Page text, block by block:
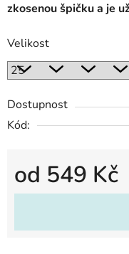
zkosenou špičku a je
Velikost
Dostupnost
Kód:
od 549 Kč
Měrná cena: